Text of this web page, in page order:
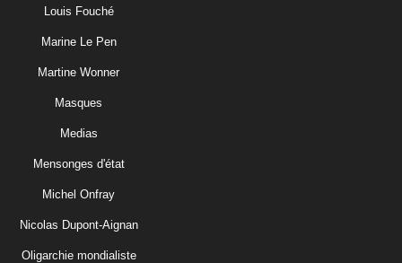
Louis Fouché
Marine Le Pen
Martine Wonner
Masques
Medias
Mensonges d'état
Michel Onfray
Nicolas Dupont-Aignan
Oligarchie mondialiste